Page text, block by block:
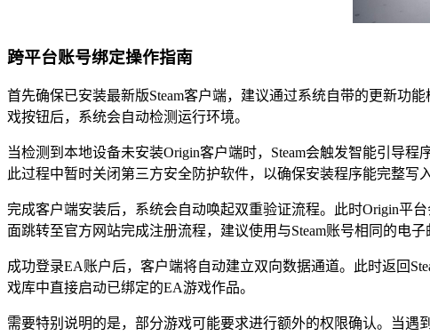
跨平台账号绑定操作指南
首先确保已安装最新版Steam客户端，建议通过系统自带的更新功
戏按钮后，系统会自动检测运行环境。
当检测到本地设备未安装Origin客户端时，Steam会触发智能引导
此过程中暂时关闭第三方安全防护软件，以确保安装程序能完整写
完成客户端安装后，系统会自动唤起双重验证流程。此时Origin平
面跳转至官方网站完成注册流程，建议使用与Steam账号相同的电子
成功登录EA账户后，客户端将自动建立双向数据通道。此时返回
戏库中直接启动已绑定的EA游戏作品。
需要特别说明的是，部分游戏可能要求进行额外的权限确认。当遇